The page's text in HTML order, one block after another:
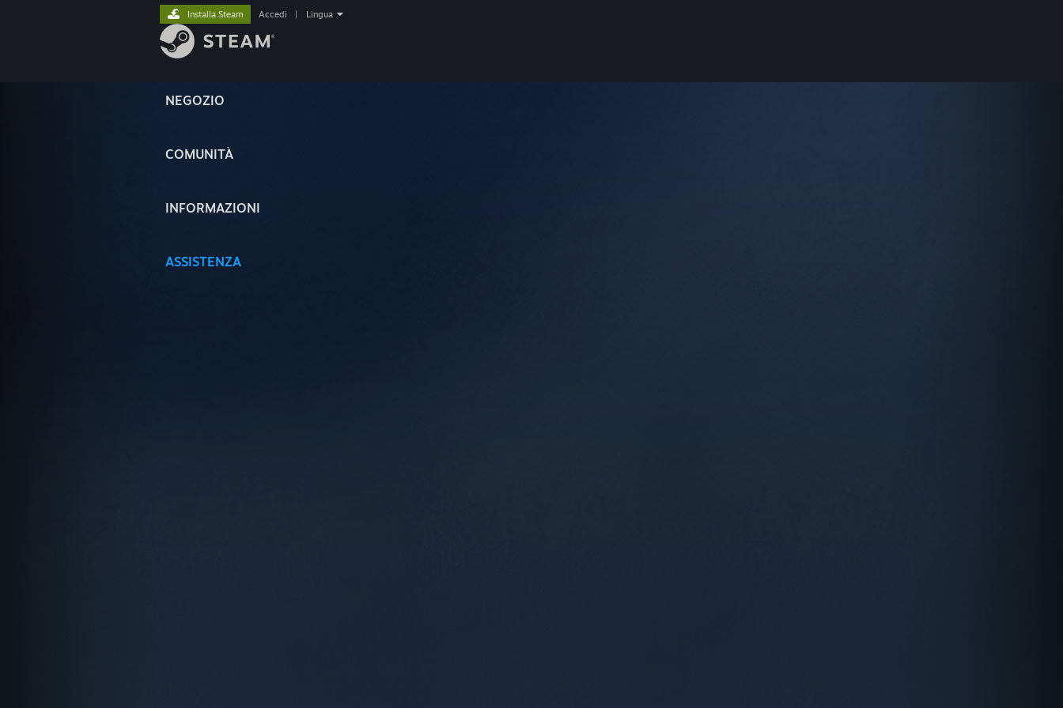
NEGOZIO
COMUNITÀ
INFORMAZIONI
ASSISTENZA
Installa Steam Accedi Lingua